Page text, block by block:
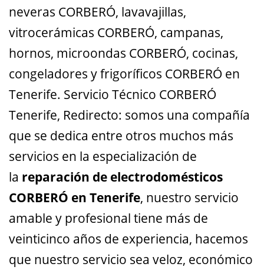
neveras CORBERÓ, lavavajillas,
vitrocerámicas CORBERÓ, campanas,
hornos, microondas CORBERÓ, cocinas,
congeladores y frigoríficos CORBERÓ en
Tenerife. Servicio Técnico CORBERÓ
Tenerife, Redirecto: somos una compañía
que se dedica entre otros muchos más
servicios en la especialización de
la reparación de electrodomésticos
CORBERÓ en Tenerife, nuestro servicio
amable y profesional tiene más de
veinticinco años de experiencia, hacemos
que nuestro servicio sea veloz, económico